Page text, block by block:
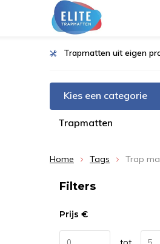
Trapmatten uit eigen
Kies een categorie
Trapmatten
Home Tags Trap
Sorteren op:
Filters
Prijs €